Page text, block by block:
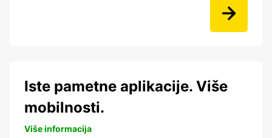
Iste pametne aplikacije. Više
mobilnosti.
Više informacija